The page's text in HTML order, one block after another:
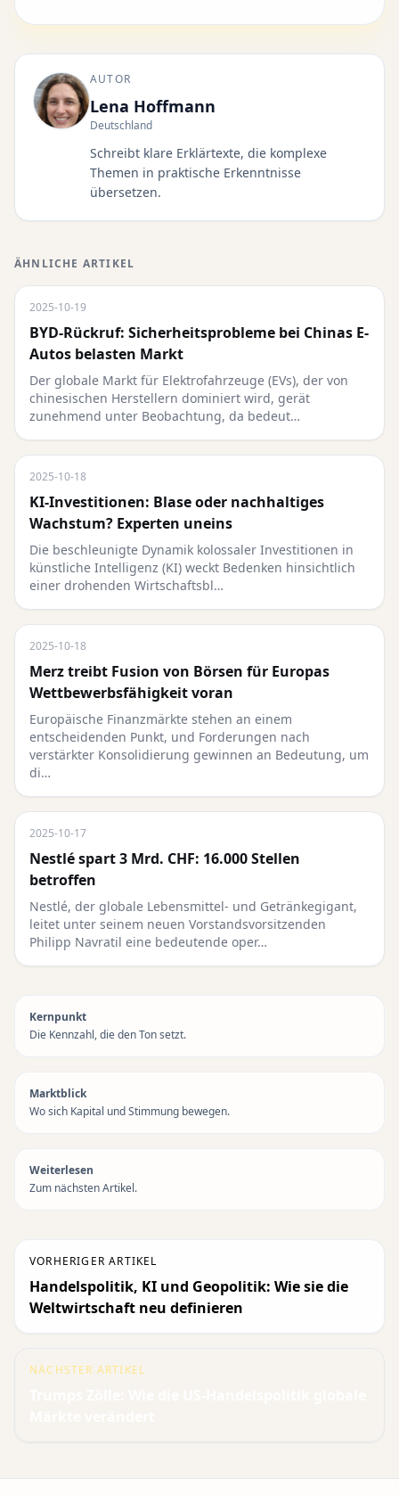
AUTOR
Lena Hoffmann
Deutschland
Schreibt klare Erklärtexte, die komplexe
Themen in praktische Erkenntnisse
übersetzen.
ÄHNLICHE ARTIKEL
2025-10-19
BYD-Rückruf: Sicherheitsprobleme bei Chinas E-
Autos belasten Markt
Der globale Markt für Elektrofahrzeuge (EVs), der von
chinesischen Herstellern dominiert wird, gerät
zunehmend unter Beobachtung, da bedeut…
2025-10-18
KI-Investitionen: Blase oder nachhaltiges
Wachstum? Experten uneins
Die beschleunigte Dynamik kolossaler Investitionen in
künstliche Intelligenz (KI) weckt Bedenken hinsichtlich
einer drohenden Wirtschaftsbl…
2025-10-18
Merz treibt Fusion von Börsen für Europas
Wettbewerbsfähigkeit voran
Europäische Finanzmärkte stehen an einem
entscheidenden Punkt, und Forderungen nach
verstärkter Konsolidierung gewinnen an Bedeutung, um
di…
2025-10-17
Nestlé spart 3 Mrd. CHF: 16.000 Stellen
betroffen
Nestlé, der globale Lebensmittel- und Getränkegigant,
leitet unter seinem neuen Vorstandsvorsitzenden
Philipp Navratil eine bedeutende oper…
Kernpunkt
Die Kennzahl, die den Ton setzt.
Marktblick
Wo sich Kapital und Stimmung bewegen.
Weiterlesen
Zum nächsten Artikel.
VORHERIGER ARTIKEL
Handelspolitik, KI und Geopolitik: Wie sie die
Weltwirtschaft neu definieren
NÄCHSTER ARTIKEL